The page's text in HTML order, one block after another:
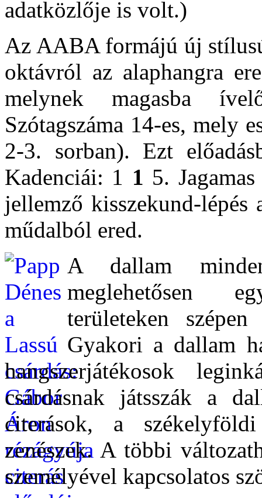
adatközlője is volt.)
Az AABA formájú új
oktávról az alaphangra
melynek magasba
Szótagszáma 14-es, mely
2-3. sorban). Ezt
Kadenciái: 1 1 5.
jellemző kisszekund-
műdalból ered.
A dallam
meglehetősen
területeken
Gyakori a dallam
hangszerjátékosok
csárdásnak játsszák a
citerások, a
zenészek. A többi
személyével kapcsolatos